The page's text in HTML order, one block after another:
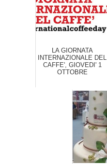
LA GIORNATA
INTERNAZIONALE DEL
CAFFE', GIOVEDI' 1
OTTOBRE